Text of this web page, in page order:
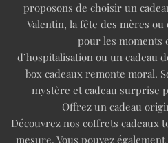
proposons de choisir un
Valentin, la fête des mères
pour les moments
d’hospitalisation ou un cadeau
box cadeaux remonte moral.
mystère et cadeau surprise
Offrez un cadeau
Découvrez nos coffrets cadeaux
mesure. Vous pouvez